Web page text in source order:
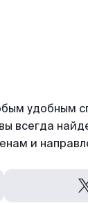
удобным
всегда
и